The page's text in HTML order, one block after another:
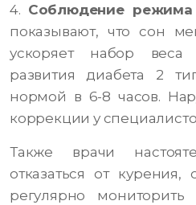
4. Соблюдение режима
показывают, что сон
ускоряет набор
развития диабета 2
нормой в 6-8 часов.
коррекции у
Также врачи
отказаться от курения,
регулярно